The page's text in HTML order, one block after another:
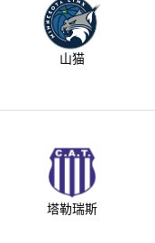
山猫
塔勒瑞斯